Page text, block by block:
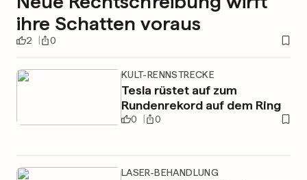
ihre Schatten voraus
2 0
KULT-RENNSTRECKE
Tesla rüstet auf zum
Rundenrekord auf dem Ring
0 0
LASER-BEHANDLUNG